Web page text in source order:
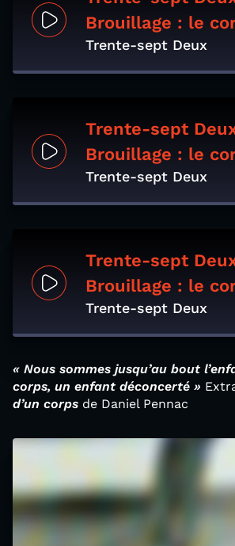
Brouillage : le
Trente-sept Deux
Trente-sept
Brouillage : le
Trente-sept Deux
Trente-sept
Brouillage : le
Trente-sept Deux
« Nous sommes jusqu’au bout
corps, un enfant déconcerté »
d’un corps de Daniel Pennac